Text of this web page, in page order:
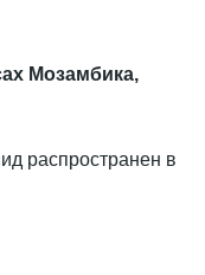
Мозамбика,
распространен в